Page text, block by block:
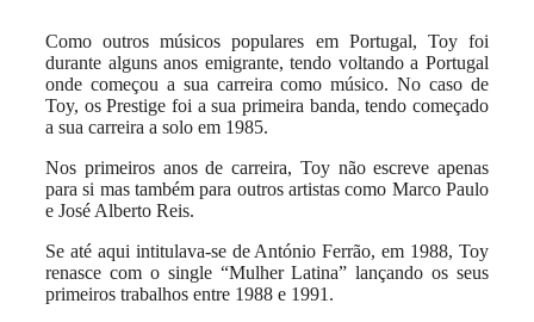
Como outros músicos populares em Portugal, Toy foi
durante alguns anos emigrante, tendo voltando a Portugal
onde começou a sua carreira como músico. No caso de
Toy, os Prestige foi a sua primeira banda, tendo começado
a sua carreira a solo em 1985.
Nos primeiros anos de carreira, Toy não escreve apenas
para si mas também para outros artistas como Marco Paulo
e José Alberto Reis.
Se até aqui intitulava-se de António Ferrão, em 1988, Toy
renasce com o single “Mulher Latina” lançando os seus
primeiros trabalhos entre 1988 e 1991.